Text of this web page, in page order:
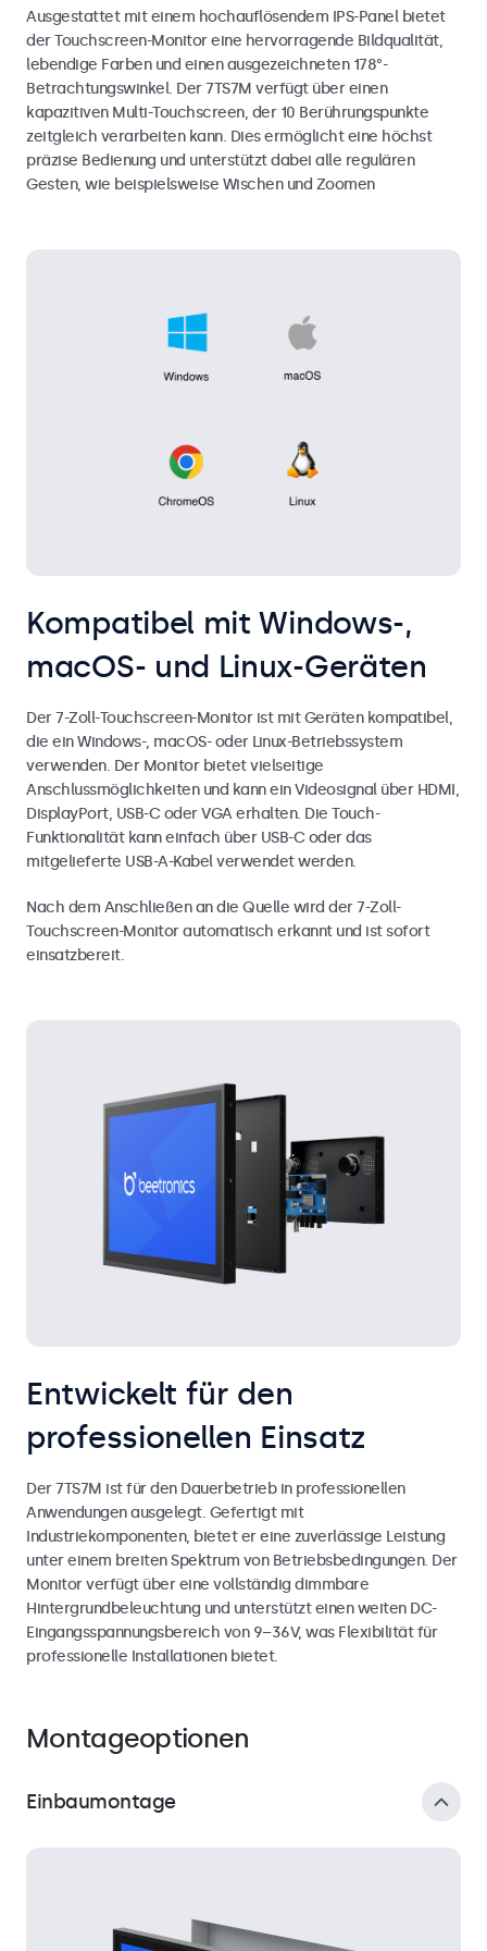
Ausgestattet mit einem hochauflösendem IPS-Panel bietet
der Touchscreen-Monitor eine hervorragende Bildqualität,
lebendige Farben und einen ausgezeichneten 178°-
Betrachtungswinkel. Der 7TS7M verfügt über einen
kapazitiven Multi-Touchscreen, der 10 Berührungspunkte
zeitgleich verarbeiten kann. Dies ermöglicht eine höchst
präzise Bedienung und unterstützt dabei alle regulären
Gesten, wie beispielsweise Wischen und Zoomen
Kompatibel mit Windows-,
macOS- und Linux-Geräten
Der 7-Zoll-Touchscreen-Monitor ist mit Geräten kompatibel,
die ein Windows-, macOS- oder Linux-Betriebssystem
verwenden. Der Monitor bietet vielseitige
Anschlussmöglichkeiten und kann ein Videosignal über HDMI,
DisplayPort, USB-C oder VGA erhalten. Die Touch-
Funktionalität kann einfach über USB-C oder das
mitgelieferte USB-A-Kabel verwendet werden.
Nach dem Anschließen an die Quelle wird der 7-Zoll-
Touchscreen-Monitor automatisch erkannt und ist sofort
einsatzbereit.
Entwickelt für den
professionellen Einsatz
Der 7TS7M ist für den Dauerbetrieb in professionellen
Anwendungen ausgelegt. Gefertigt mit
Industriekomponenten, bietet er eine zuverlässige Leistung
unter einem breiten Spektrum von Betriebsbedingungen. Der
Monitor verfügt über eine vollständig dimmbare
Hintergrundbeleuchtung und unterstützt einen weiten DC-
Eingangsspannungsbereich von 9–36V, was Flexibilität für
professionelle Installationen bietet.
Montageoptionen
Einbaumontage